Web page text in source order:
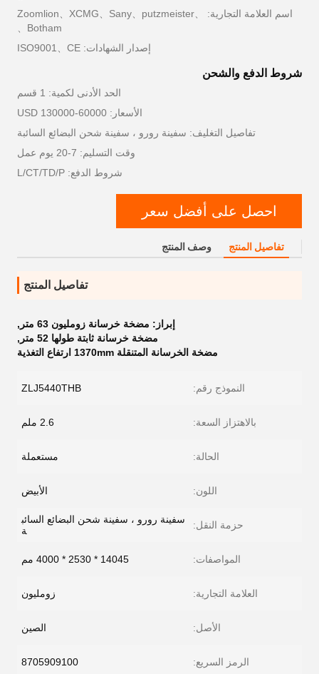
اسم العلامة التجارية: Zoomlion、XCMG、Sany、putzmeister、
Botham、
إصدار الشهادات: ISO9001、CE
شروط الدفع والشحن
الحد الأدنى لكمية: 1 قسم
الأسعار: 60000-130000 USD
تفاصيل التغليف: سفينة رورو ، سفينة شحن البضائع السائبة
وقت التسليم: 7-20 يوم عمل
شروط الدفع: L/CT/TD/P
احصل على أفضل سعر
تفاصيل المنتج وصف المنتج
تفاصيل المنتج
إبراز: مضخة خرسانة زومليون 63 متر
,
مضخة خرسانة ثابتة طولها 52 متر
,
مضخة الخرسانة المتنقلة 1370mm ارتفاع التغذية
النموذج رقم: ZLJ5440THB
بالاهتزاز السعة: 2.6 ملم
الحالة: مستعملة
اللون: الأبيض
حزمة النقل:
سفينة رورو ، سفينة شحن البضائع السائب
ة
المواصفات: 14045 * 2530 * 4000 مم
العلامة التجارية: زومليون
الأصل: الصين
الرمز السريع: 8705909100